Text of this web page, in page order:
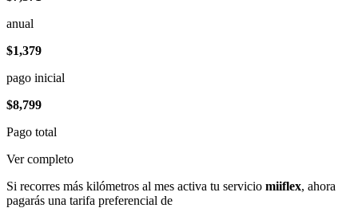
anual
$1,379
pago inicial
$8,799
Pago total
Ver completo
Si recorres más kilómetros al mes activa tu servicio miiflex, ahora
pagarás una tarifa preferencial de